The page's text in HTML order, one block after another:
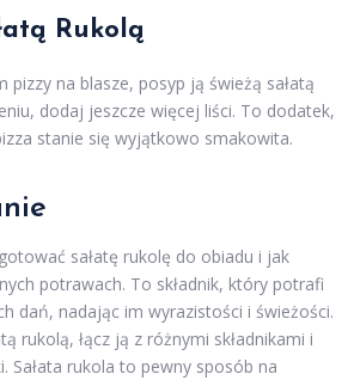
Rukolą
pizzy na blasze, posyp ją świeżą sałatą
dodaj jeszcze więcej liści. To dodatek,
stanie się wyjątkowo smakowita.
sałatę rukolę do obiadu i jak
potrawach. To składnik, który potrafi
dań, nadając im wyrazistości i świeżości.
rukolą, łącz ją z różnymi składnikami i
Sałata rukola to pewny sposób na